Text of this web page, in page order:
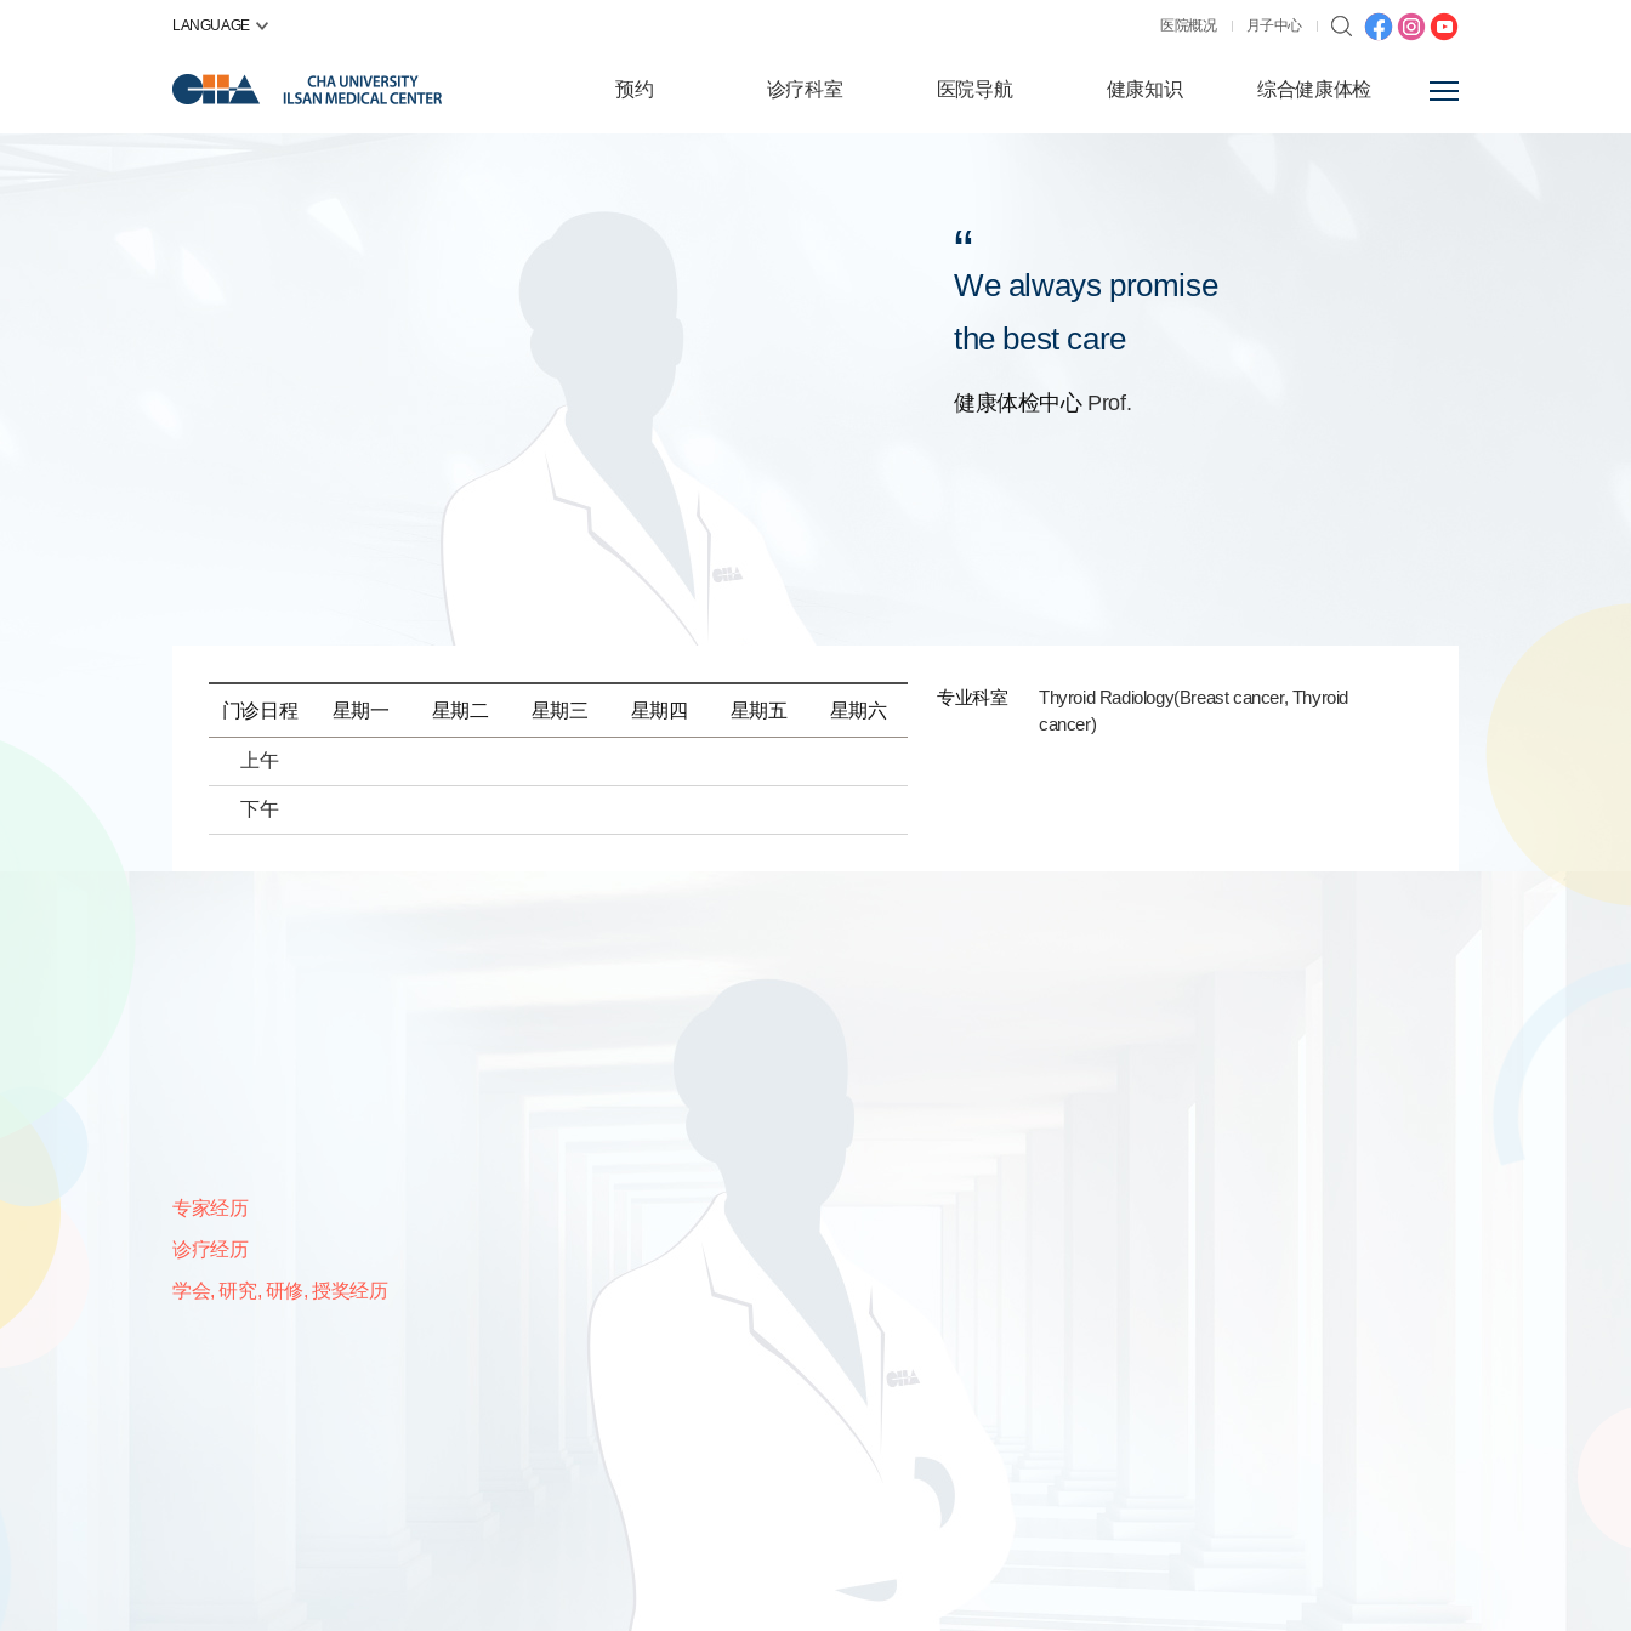
LANGUAGE 医院概况 月子中心
预约 诊疗科室 医院导航 健康知识 综合健康体检
“
We always promise
the best care
健康体检中心 Prof.
门诊日程 星期一 星期二 星期三 星期四 星期五 星期六
上午
下午
专业科室
Thyroid Radiology(Breast cancer, Thyroid
cancer)
专家经历
诊疗经历
学会, 研究, 研修, 授奖经历